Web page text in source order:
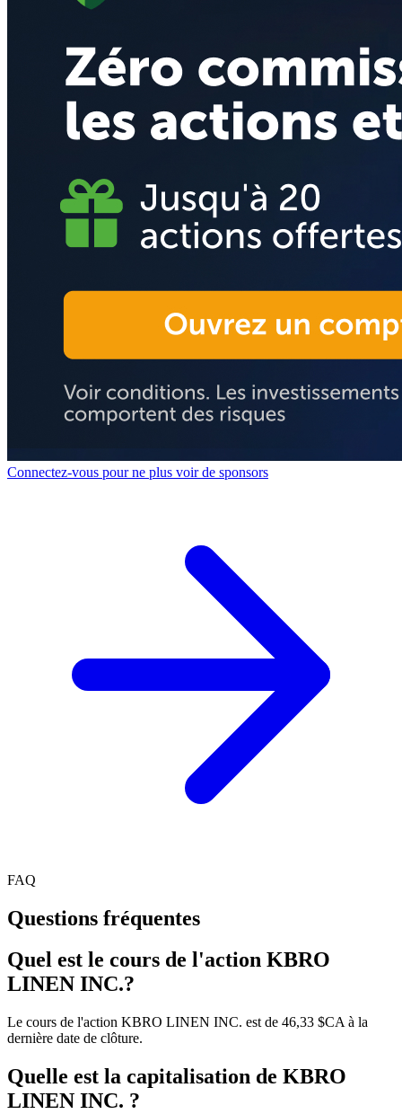
Connectez-vous pour ne plus voir de sponsors
FAQ
Questions fréquentes
Quel est le cours de l'action KBRO
LINEN INC.?
Le cours de l'action KBRO LINEN INC. est de 46,33 $CA à la
dernière date de clôture.
Quelle est la capitalisation de KBRO
LINEN INC. ?